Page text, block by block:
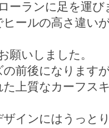
ーランに足を運び
ヒールの高さ違い
願いしました。
前後になります
上質なカーフス
インにはうっと